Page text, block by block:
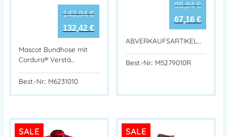
143,94€
132,42 €
Mascot Bundhose mit
Cordura® Verstä…
Best.-Nr.: M6231010
95,94€
67,16 €
ABVERKAUFSARTIKEL…
Best.-Nr.: M5279010R
SALE SALE